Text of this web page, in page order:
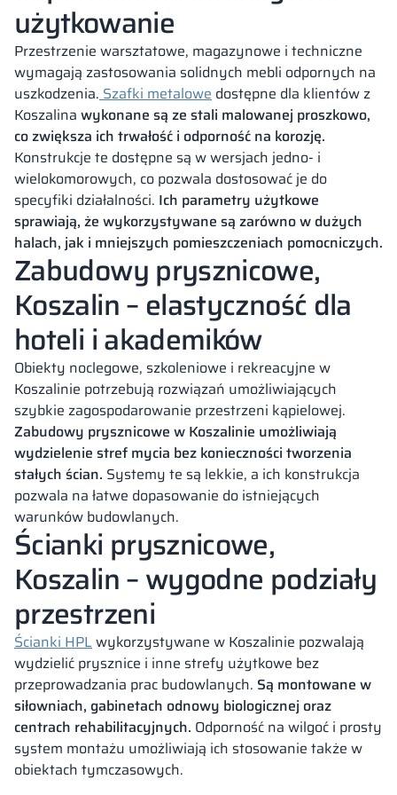
użytkowanie
Przestrzenie warsztatowe, magazynowe i techniczne
wymagają zastosowania solidnych mebli odpornych na
uszkodzenia.Szafki metalowe dostępne dla klientów z
Koszalina wykonane są ze stali malowanej proszkowo,
co zwiększa ich trwałość i odporność na korozję.
Konstrukcje te dostępne są w wersjach jedno- i
wielokomorowych, co pozwala dostosować je do
specyfiki działalności. Ich parametry użytkowe
sprawiają, że wykorzystywane są zarówno w dużych
halach, jak i mniejszych pomieszczeniach pomocniczych.
Zabudowy prysznicowe,
Koszalin – elastyczność dla
hoteli i akademików
Obiekty noclegowe, szkoleniowe i rekreacyjne w
Koszalinie potrzebują rozwiązań umożliwiających
szybkie zagospodarowanie przestrzeni kąpielowej.
Zabudowy prysznicowe w Koszalinie umożliwiają
wydzielenie stref mycia bez konieczności tworzenia
stałych ścian. Systemy te są lekkie, a ich konstrukcja
pozwala na łatwe dopasowanie do istniejących
warunków budowlanych.
Ścianki prysznicowe,
Koszalin – wygodne podziały
przestrzeni
Ścianki HPLwykorzystywane w Koszalinie pozwalają
wydzielić prysznice i inne strefy użytkowe bez
przeprowadzania prac budowlanych. Są montowane w
siłowniach, gabinetach odnowy biologicznej oraz
centrach rehabilitacyjnych. Odporność na wilgoć i prosty
system montażu umożliwiają ich stosowanie także w
obiektach tymczasowych.